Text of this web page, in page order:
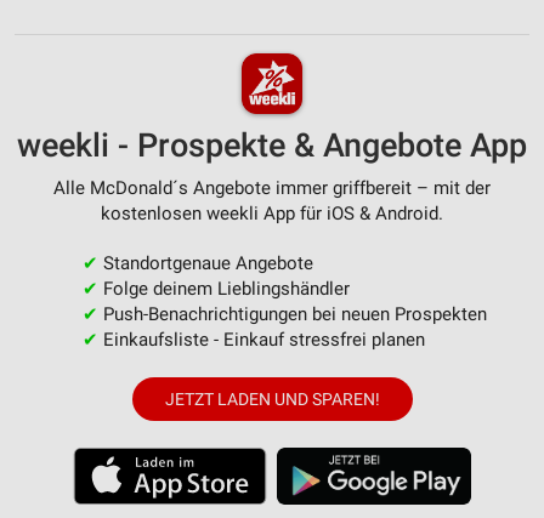
weekli - Prospekte & Angebote App
Alle McDonald´s Angebote immer griffbereit – mit der
kostenlosen weekli App für iOS & Android.
✔ Standortgenaue Angebote
✔ Folge deinem Lieblingshändler
✔ Push-Benachrichtigungen bei neuen Prospekten
✔ Einkaufsliste - Einkauf stressfrei planen
JETZT LADEN UND SPAREN!